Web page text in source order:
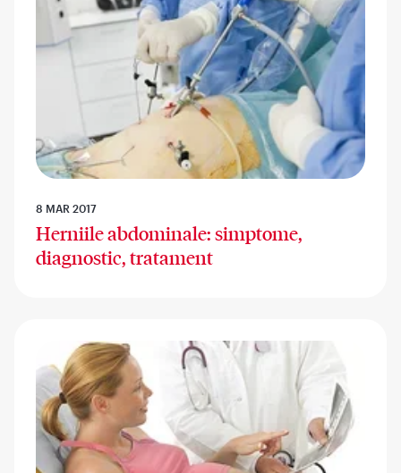
8 MAR 2017
Herniile abdominale: simptome,
diagnostic, tratament